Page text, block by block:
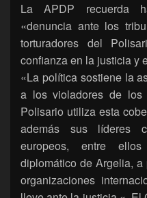
La APDP recuerda
«denuncia ante los
torturadores del
confianza en la justicia y
«La política sostiene la
a los violadores de los
Polisario utiliza esta
además sus líderes
europeos, entre
diplomático de Argelia,
organizaciones